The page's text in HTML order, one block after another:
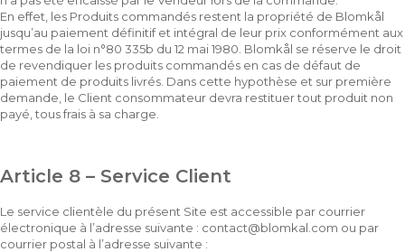
En effet, les Produits commandés restent la propriété de Blomkål
jusqu’au paiement définitif et intégral de leur prix conformément aux
termes de la loi n°80 335b du 12 mai 1980. Blomkål se réserve le droit
de revendiquer les produits commandés en cas de défaut de
paiement de produits livrés. Dans cette hypothèse et sur première
demande, le Client consommateur devra restituer tout produit non
payé, tous frais à sa charge.
Article 8 – Service Client
Le service clientèle du présent Site est accessible par courrier
électronique à l’adresse suivante : contact@blomkal.com ou par
courrier postal à l’adresse suivante :